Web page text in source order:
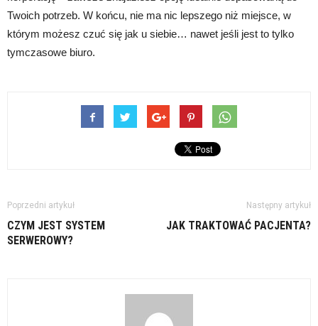
Twoich potrzeb. W końcu, nie ma nic lepszego niż miejsce, w
którym możesz czuć się jak u siebie… nawet jeśli jest to tylko
tymczasowe biuro.
Poprzedni artykuł
CZYM JEST SYSTEM
SERWEROWY?
Następny artykuł
JAK TRAKTOWAĆ PACJENTA?